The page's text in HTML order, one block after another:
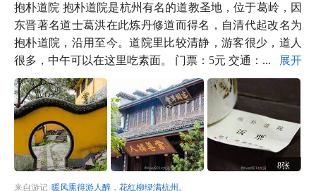
抱朴道院 抱朴道院是杭州有名的道教圣地，位于葛岭，因
东晋著名道士葛洪在此炼丹修道而得名，自清代起改名为
抱朴道院，沿用至今。道院里比较清静，游客很少，道人
很多，中午可以在这里吃素面。 门票：5元 交通：...
展开
8张
来自游记 暖风熏得游人醉，花红柳绿满杭州。